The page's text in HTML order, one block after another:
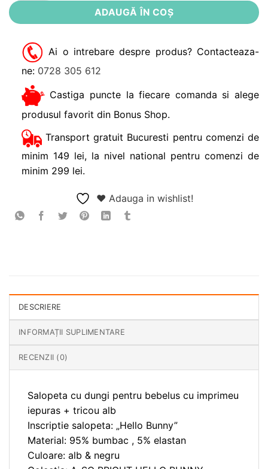
ADAUGĂ ÎN COȘ
Ai o intrebare despre produs? Contacteaza-
ne: 0728 305 612
Castiga puncte la fiecare comanda si alege
produsul favorit din Bonus Shop.
Transport gratuit Bucuresti pentru comenzi de
minim 149 lei, la nivel national pentru comenzi de
minim 299 lei.
❤ Adauga in wishlist!
DESCRIERE
INFORMAȚII SUPLIMENTARE
RECENZII (0)
Salopeta cu dungi pentru bebelus cu imprimeu
iepuras + tricou alb
Inscriptie salopeta: „Hello Bunny”
Material: 95% bumbac , 5% elastan
Culoare: alb & negru